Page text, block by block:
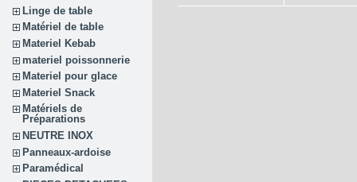
Linge de table
Matériel de table
Materiel Kebab
materiel poissonnerie
Materiel pour glace
Materiel Snack
Matériels de
Préparations
NEUTRE INOX
Panneaux-ardoise
Paramédical